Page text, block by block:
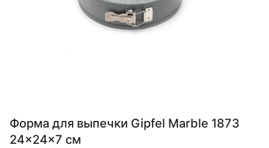
Форма для выпечки Gipfel Marble 1873
24x24x7 см